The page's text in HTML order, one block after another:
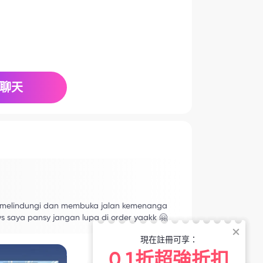
天
dan membuka jalan kemenanga
saya pansy jangan lupa di order yaakk 🤗
現在註冊可享：